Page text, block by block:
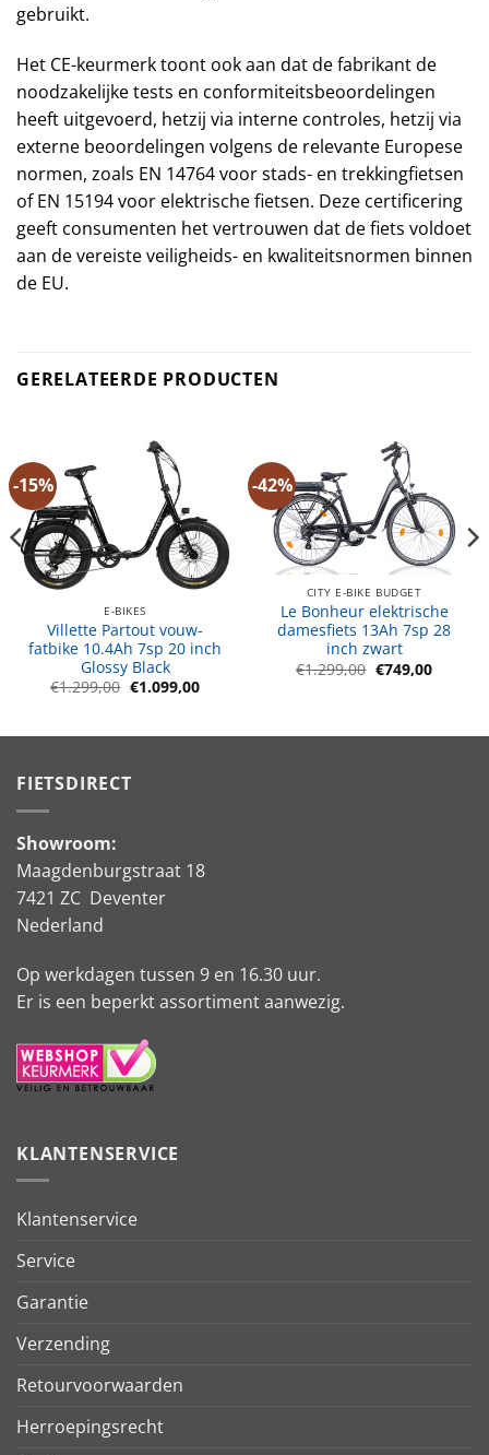
gebruikt.
Het CE-keurmerk toont ook aan dat de fabrikant de
noodzakelijke tests en conformiteitsbeoordelingen
heeft uitgevoerd, hetzij via interne controles, hetzij via
externe beoordelingen volgens de relevante Europese
normen, zoals EN 14764 voor stads- en trekkingfietsen
of EN 15194 voor elektrische fietsen. Deze certificering
geeft consumenten het vertrouwen dat de fiets voldoet
aan de vereiste veiligheids- en kwaliteitsnormen binnen
de EU.
GERELATEERDE PRODUCTEN
-15%
E-BIKES
Villette Partout vouw-
fatbike 10.4Ah 7sp 20 inch
Glossy Black
€1.299,00 Oorspronkelijke
€1.099,00Huidige
-42%
CITY E-BIKE BUDGET
Le Bonheur elektrische
damesfiets 13Ah 7sp 28
inch zwart
€1.299,00 Oorspronkelijke
prijs
€749,00Huidige
prijs
FIETSDIRECT
Showroom:
Maagdenburgstraat 18
7421 ZC Deventer
Nederland
Op werkdagen tussen 9 en 16.30 uur.
Er is een beperkt assortiment aanwezig.
KLANTENSERVICE
Klantenservice
Service
Garantie
Verzending
Retourvoorwaarden
Herroepingsrecht